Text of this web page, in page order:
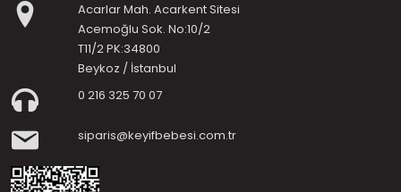
Acarlar Mah. Acarkent Sitesi
Acemoğlu Sok. No:10/2
T11/2 PK:34800
Beykoz / İstanbul
0 216 325 70 07
siparis@keyifbebesi.com.tr